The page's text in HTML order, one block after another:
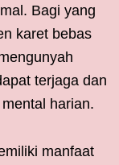
Bagi yang
karet bebas
terjaga dan
harian.
manfaat